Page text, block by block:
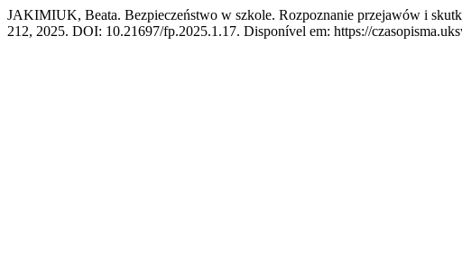
JAKIMIUK, Beata. Bezpieczeństwo w szkole. Rozpoznanie przejawów i
212, 2025. DOI: 10.21697/fp.2025.1.17. Disponível em: https://